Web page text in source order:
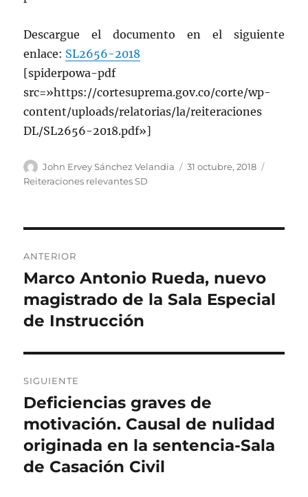
Descargue el documento en el siguiente
enlace: SL2656-2018
[spiderpowa-pdf
src=»https://cortesuprema.gov.co/corte/wp-
content/uploads/relatorias/la/reiteraciones
DL/SL2656-2018.pdf»]
Autor
John Ervey Sánchez Velandia
Publicado
31 octubre, 2018
Reiteraciones relevantes SD
de
entradas
ANTERIOR
Entrada
anterior:
Marco Antonio Rueda, nuevo
magistrado de la Sala Especial
de Instrucción
SIGUIENTE
Entrada
siguiente:
Deficiencias graves de
motivación. Causal de nulidad
originada en la sentencia-Sala
de Casación Civil